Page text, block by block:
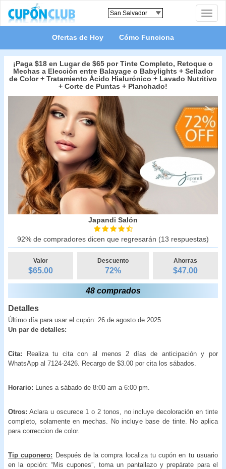
Toggle
Ofertas de Hoy Cómo Funciona
¡Paga $18 en Lugar de $65 por Tinte Completo, Retoque o
Mechas a Elección entre Balayage o Babylights + Sellador
de Color + Tratamiento Ácido Hialurónico + Lavado Nutritivo
+ Corte de Puntas + Planchado!
Japandi Salón
92% de compradores dicen que regresarán (13 respuestas)
Valor
$65.00
Descuento
72%
Ahorras
$47.00
48 comprados
Detalles
Último día para usar el cupón: 26 de agosto de 2025.
Un par de detalles:
Cita:
Realiza tu cita con al menos 2 días de anticipación y por
WhatsApp al 7124-2426. Recargo de $3.00 por cita los sábados.
Horario: Lunes a sábado de 8:00 am a 6:00 pm.
Otros: Aclara u oscurece 1 o 2 tonos, no incluye decoloración en tinte
completo, solamente en mechas. No incluye base de tinte. No aplica
para correccion de color.
Tip cuponero: Después de la compra localiza tu cupón en tu usuario
en la opción: “Mis cupones”, toma un pantallazo y prepárate para el